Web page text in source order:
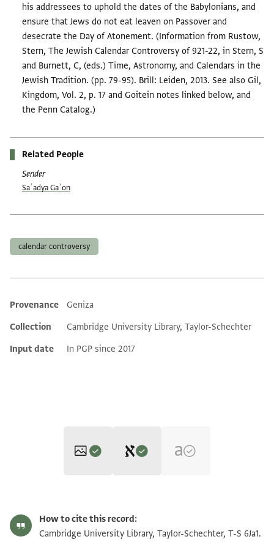
his addressees to uphold the dates of the Babylonians, and
ensure that Jews do not eat leaven on Passover and
desecrate the Day of Atonement. (Information from Rustow,
Stern, The Jewish Calendar Controversy of 921-22, in Stern, S
and Burnett, C, (eds.) Time, Astronomy, and Calendars in the
Jewish Tradition. (pp. 79-95). Brill: Leiden, 2013. See also Gil,
Kingdom, Vol. 2, p. 17 and Goitein notes linked below, and
the Penn Catalog.)
Related People
Sender
Saʿadya Gaʾon
calendar controversy
Additional metadata
Provenance
Geniza
Collection
Cambridge University Library, Taylor-Schechter
Input date
In PGP since 2017
Moshe Gil,In the Kingdom of Ishmael‎
University, 1997), vol. 2.
T-S 6Ja1 1v Zoom and Rotate
How to cite this record:
Cambridge University Library, Taylor-Schechter, T-S 6Ja1.